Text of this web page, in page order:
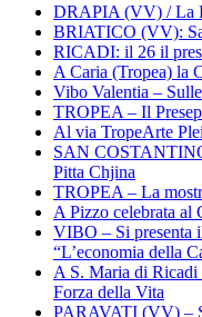
DRAPIA (VV) / La
BRIATICO (VV):
RICADI: il 26 il
A Caria (Tropea) la
Vibo Valentia –
TROPEA – Il
Al via TropeArte
SAN
Pitta Chjina
TROPEA – La
A Pizzo celebrata al
VIBO – Si presenta
“L’economia della
A S. Maria di Ricadi
Forza della Vita
PARAVATI (VV) –